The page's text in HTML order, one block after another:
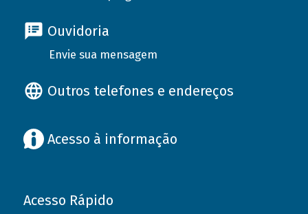
Ouvidoria
Envie sua mensagem
Outros telefones e endereços
Acesso à informação
Acesso Rápido